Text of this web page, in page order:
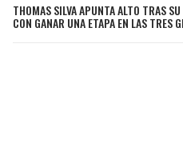
THOMAS SILVA APUNTA ALTO TRAS
CON GANAR UNA ETAPA EN LAS TRES